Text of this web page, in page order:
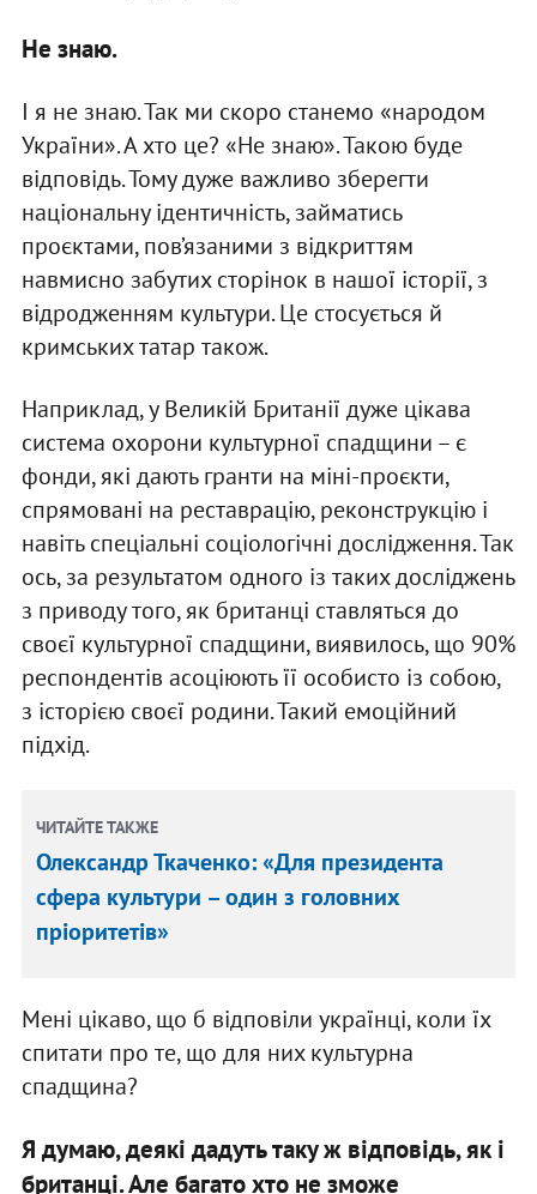
Не знаю.
І я не знаю. Так ми скоро станемо «народом
України». А хто це? «Не знаю». Такою буде
відповідь. Тому дуже важливо зберегти
національну ідентичність, займатись
проєктами, пов’язаними з відкриттям
навмисно забутих сторінок в нашої історії, з
відродженням культури. Це стосується й
кримських татар також.
Наприклад, у Великій Британії дуже цікава
система охорони культурної спадщини – є
фонди, які дають гранти на міні-проєкти,
спрямовані на реставрацію, реконструкцію і
навіть спеціальні соціологічні дослідження. Так
ось, за результатом одного із таких досліджень
з приводу того, як британці ставляться до
своєї культурної спадщини, виявилось, що 90%
респондентів асоціюють її особисто із собою,
з історією своєї родини. Такий емоційний
підхід.
ЧИТАЙТЕ ТАКЖЕ
Олександр Ткаченко: «Для президента
сфера культури – один з головних
пріоритетів»
Мені цікаво, що б відповіли українці, коли їх
спитати про те, що для них культурна
спадщина?
Я думаю, деякі дадуть таку ж відповідь, як і
британці. Але багато хто не зможе